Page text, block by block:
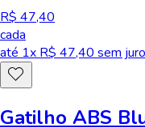
R$ 47,40
cada
até 1x R$ 47,40 sem
Gatilho ABS